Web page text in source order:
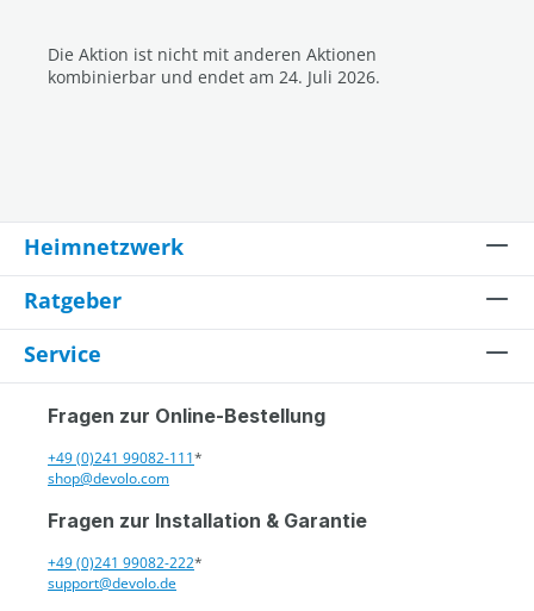
Die Aktion ist nicht mit anderen Aktionen
kombinierbar und endet am 24. Juli 2026.
Heimnetzwerk
Ratgeber
Service
Fragen zur Online-Bestellung
+49 (0)241 99082-111*
shop@devolo.com
Fragen zur Installation & Garantie
+49 (0)241 99082-222*
support@devolo.de